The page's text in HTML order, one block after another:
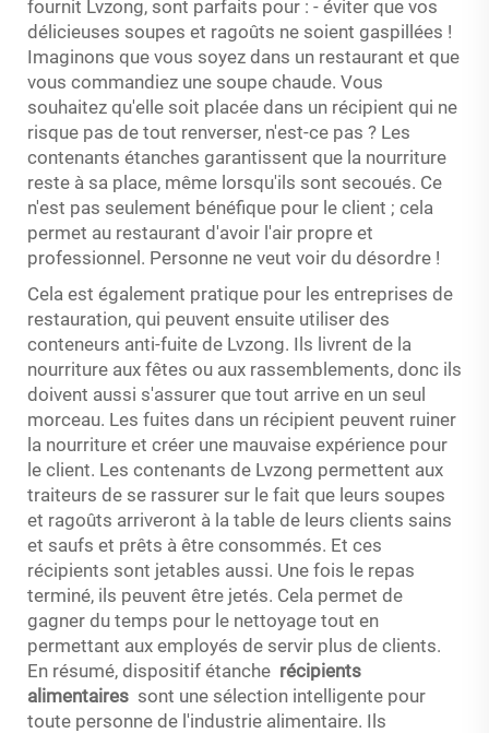
fournit Lvzong, sont parfaits pour : - éviter que vos
délicieuses soupes et ragoûts ne soient gaspillées !
Imaginons que vous soyez dans un restaurant et que
vous commandiez une soupe chaude. Vous
souhaitez qu'elle soit placée dans un récipient qui ne
risque pas de tout renverser, n'est-ce pas ? Les
contenants étanches garantissent que la nourriture
reste à sa place, même lorsqu'ils sont secoués. Ce
n'est pas seulement bénéfique pour le client ; cela
permet au restaurant d'avoir l'air propre et
professionnel. Personne ne veut voir du désordre !
Cela est également pratique pour les entreprises de
restauration, qui peuvent ensuite utiliser des
conteneurs anti-fuite de Lvzong. Ils livrent de la
nourriture aux fêtes ou aux rassemblements, donc ils
doivent aussi s'assurer que tout arrive en un seul
morceau. Les fuites dans un récipient peuvent ruiner
la nourriture et créer une mauvaise expérience pour
le client. Les contenants de Lvzong permettent aux
traiteurs de se rassurer sur le fait que leurs soupes
et ragoûts arriveront à la table de leurs clients sains
et saufs et prêts à être consommés. Et ces
récipients sont jetables aussi. Une fois le repas
terminé, ils peuvent être jetés. Cela permet de
gagner du temps pour le nettoyage tout en
permettant aux employés de servir plus de clients.
En résumé, dispositif étanche récipients
alimentaires sont une sélection intelligente pour
toute personne de l'industrie alimentaire. Ils